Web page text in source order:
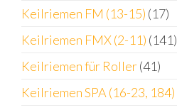
Keilriemen FM (13-15) (17)
Keilriemen FMX (2-11) (141)
Keilriemen für Roller(41)
Keilriemen SPA (16-23, 184)